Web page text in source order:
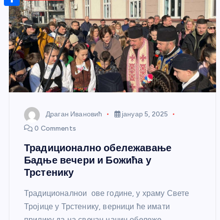
Драган Ивановић
јануар 5, 2025
0 Comments
Традиционално обележавање
Бадње вечери и Божића у
Трстенику
Традиционалнои ове године, у храму Свете
Тројице у Трстенику, верници ће имати
A
g
nm
S